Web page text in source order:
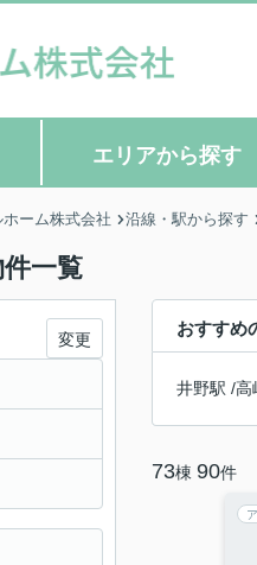
エリアから探す
ーム株式会社 沿線・駅から探す
一覧
おすすめ
井野駅 /高
73棟 90件
変更